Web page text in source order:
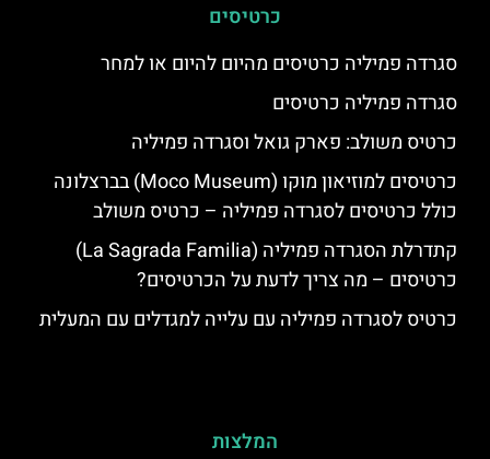
כרטיסים
סגרדה פמיליה כרטיסים מהיום להיום או למחר
סגרדה פמיליה כרטיסים
כרטיס משולב: פארק גואל וסגרדה פמיליה
כרטיסים למוזיאון מוקו (Moco Museum) בברצלונה
כולל כרטיסים לסגרדה פמיליה – כרטיס משולב
קתדרלת הסגרדה פמיליה (La Sagrada Familia)
כרטיסים – מה צריך לדעת על הכרטיסים?
כרטיס לסגרדה פמיליה עם עלייה למגדלים עם המעלית
המלצות